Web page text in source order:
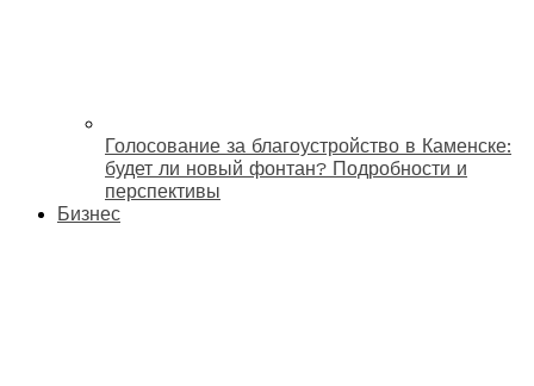
Голосование за благоустройство в Каменске:
будет ли новый фонтан? Подробности и
перспективы
Бизнес